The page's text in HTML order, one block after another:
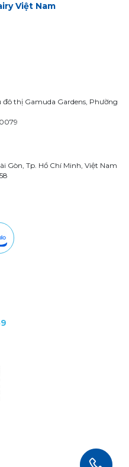
Việt Nam
đô thị Gamuda Gardens, Phường
Gòn, Tp. Hồ Chí Minh, Việt Nam